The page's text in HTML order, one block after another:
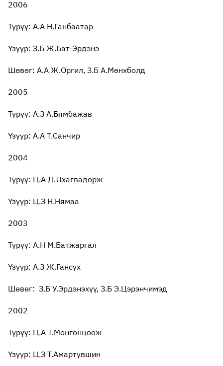
2006
Түрүү: А.А Н.Ганбаатар
Үзүүр: З.Б Ж.Бат-Эрдэнэ
Шөвөг: А.А Ж.Оргил, З.Б А.Мөнхболд
2005
Түрүү: А.З А.Бямбажав
Үзүүр: А.А Т.Санчир
2004
Түрүү: Ц.А Д.Лхагвадорж
Үзүүр: Ц.З Н.Нямаа
2003
Түрүү: А.Н М.Батжаргал
Үзүүр: А.З Ж.Гансүх
Шөвөг: З.Б У.Эрдэнэхүү, З.Б Э.Цэрэнчимэд
2002
Түрүү: Ц.А Т.Мөнгөнцоож
Үзүүр: Ц.З Т.Амартүвшин